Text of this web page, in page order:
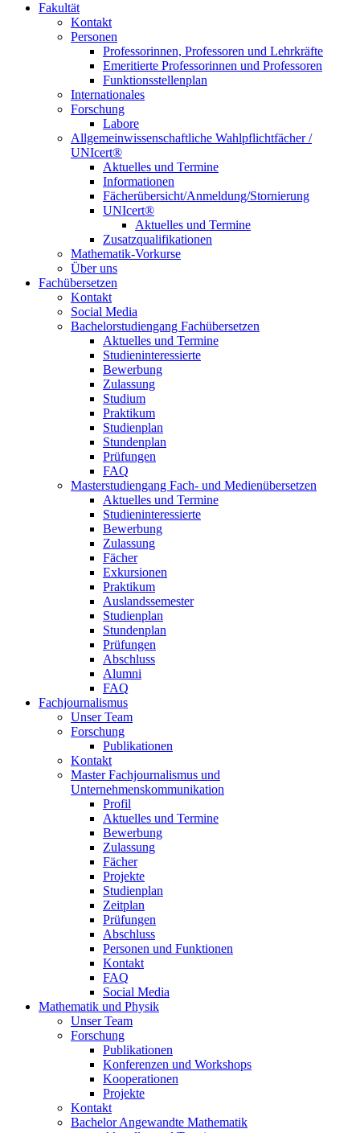
Fakultät
Kontakt
Personen
Professorinnen, Professoren und Lehrkräfte
Emeritierte Professorinnen und Professoren
Funktionsstellenplan
Internationales
Forschung
Labore
Allgemeinwissenschaftliche Wahlpflichtfächer /
UNIcert®
Aktuelles und Termine
Informationen
Fächerübersicht/Anmeldung/Stornierung
UNIcert®
Aktuelles und Termine
Zusatzqualifikationen
Mathematik-Vorkurse
Über uns
Fachübersetzen
Kontakt
Social Media
Bachelorstudiengang Fachübersetzen
Aktuelles und Termine
Studieninteressierte
Bewerbung
Zulassung
Studium
Praktikum
Studienplan
Stundenplan
Prüfungen
FAQ
Masterstudiengang Fach- und Medienübersetzen
Aktuelles und Termine
Studieninteressierte
Bewerbung
Zulassung
Fächer
Exkursionen
Praktikum
Auslandssemester
Studienplan
Stundenplan
Prüfungen
Abschluss
Alumni
FAQ
Fachjournalismus
Unser Team
Forschung
Publikationen
Kontakt
Master Fachjournalismus und
Unternehmenskommunikation
Profil
Aktuelles und Termine
Bewerbung
Zulassung
Fächer
Projekte
Studienplan
Zeitplan
Prüfungen
Abschluss
Personen und Funktionen
Kontakt
FAQ
Social Media
Mathematik und Physik
Unser Team
Forschung
Publikationen
Konferenzen und Workshops
Kooperationen
Projekte
Kontakt
Bachelor Angewandte Mathematik